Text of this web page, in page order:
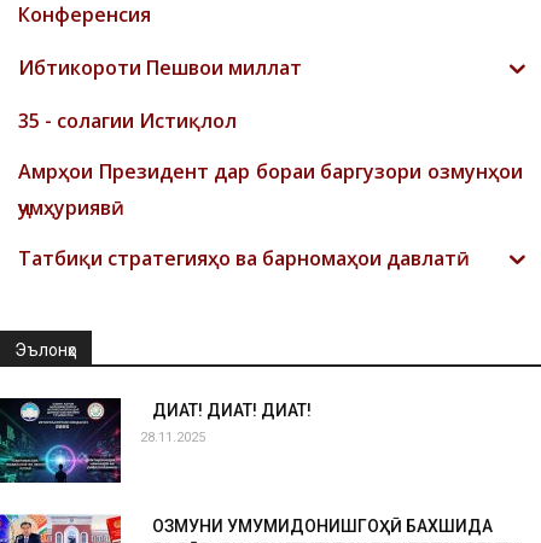
Конференсия
Ибтикороти Пешвои миллат
35 - солагии Истиқлол
Амрҳои Президент дар бораи баргузори озмунҳои
ҷумҳуриявӣ
Татбиқи стратегияҳо ва барномаҳои давлатӣ
Эълонҳо
ДИҚҚАТ! ДИҚҚАТ! ДИҚҚАТ!
28.11.2025
ОЗМУНИ УМУМИДОНИШГОҲӢ БАХШИДА